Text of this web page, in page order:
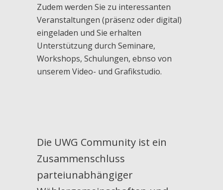
Zudem werden Sie zu interessanten
Veranstaltungen (präsenz oder digital)
eingeladen und Sie erhalten
Unterstützung durch Seminare,
Workshops, Schulungen, ebnso von
unserem Video- und Grafikstudio.
Die UWG Community ist ein
Zusammenschluss
parteiunabhängiger